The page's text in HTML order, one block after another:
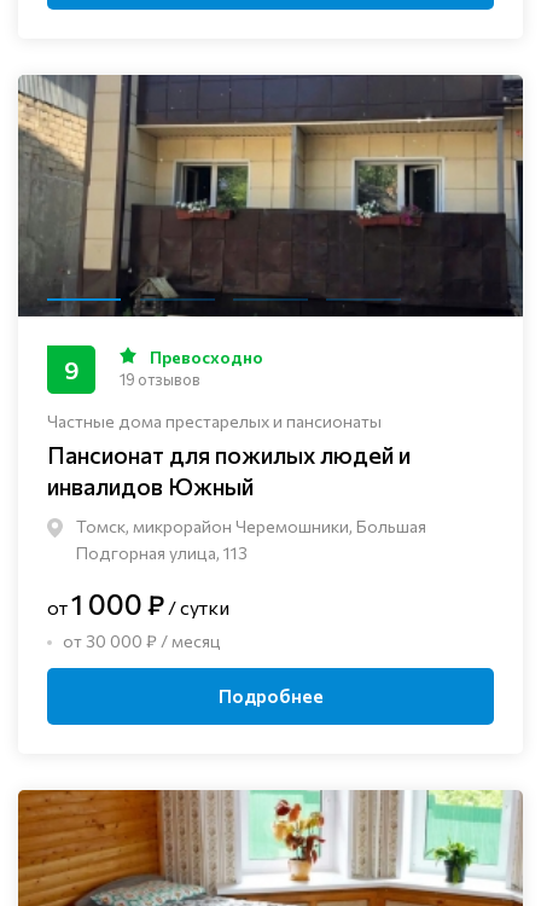
Частные дома престарелых и пансионаты
Пансионат для пожилых людей и
инвалидов Южный
Томск, микрорайон Черемошники, Большая
Подгорная улица, 113
9 Превосходно
19 отзывов
от1 000 ₽ / сутки
от 30 000 ₽ / месяц
Подробнее